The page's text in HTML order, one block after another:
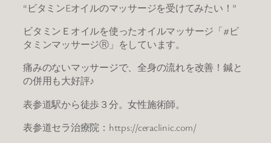
“ビタミンEオイルのマッサージを受けてみたい！”
ビタミンＥオイルを使ったオイルマッサージ「#ビ
タミンマッサージⓇ」をしています。
痛みのないマッサージで、全身の流れを改善！鍼と
の併用も大好評♪
表参道駅から徒歩３分。女性施術師。
表参道セラ治療院：https://ceraclinic.com/